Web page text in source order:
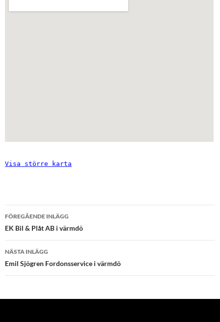
Visa större karta
Inläggsnavigering
FÖREGÅENDE INLÄGG
EK Bil & Plåt AB i värmdö
NÄSTA INLÄGG
Emil Sjögren Fordonsservice i värmdö